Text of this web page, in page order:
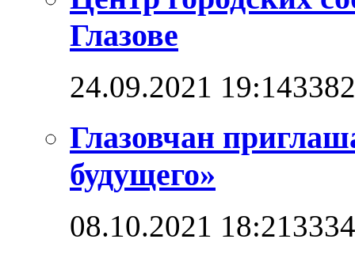
Глазове
24.09.2021 19:14
Глазовчан
будущего»
08.10.2021 18:21